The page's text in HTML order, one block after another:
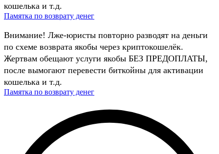
кошелька и т.д.
Памятка по возврату денег
Внимание! Лже-юристы повторно разводят на деньги
по схеме возврата якобы через криптокошелёк.
Жертвам обещают услуги якобы БЕЗ ПРЕДОПЛАТЫ,
после вымогают перевести биткойны для активации
кошелька и т.д.
Памятка по возврату денег